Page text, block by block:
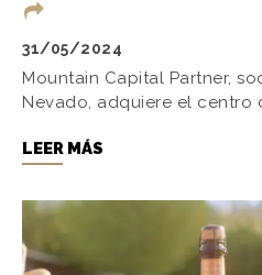
31/05/2024
Mountain Capital Partner,
Nevado, adquiere el centro
LEER MÁS